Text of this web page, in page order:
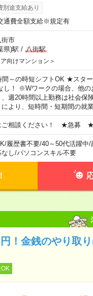
別途支給あり
通費全額支給※規定有
街市
県)駅 / 八街駅
向けマンション＞
～の時短シフトOK ★スタ
し！ ※Wワークの場合、他
、週20時間以上勤務は社会
により、短時間・短期間の就
ご相談ください！ ★急募 ★
/履歴書不要/40～50代活躍中/
し/パソコンスキル不要
！金銭のやり取